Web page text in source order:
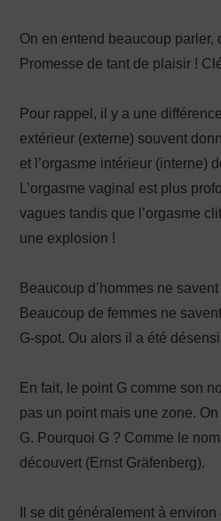
On en entend beaucoup parler,
Promesse de tant de plaisir !
Pour rappel, il y a une
extérieur (externe) souvent
et l’orgasme intérieur (interne)
L’orgasme vaginal est plus
vagues tandis que l’orgasme
une explosion !
Beaucoup d’hommes ne
Beaucoup de femmes ne
G-spot. Ou alors il a été
En fait, le point G comme son
pas un point mais une zone.
G. Pourquoi G ? Comme le
découvert (Ernst Gräfenberg).
Il se dit généralement à